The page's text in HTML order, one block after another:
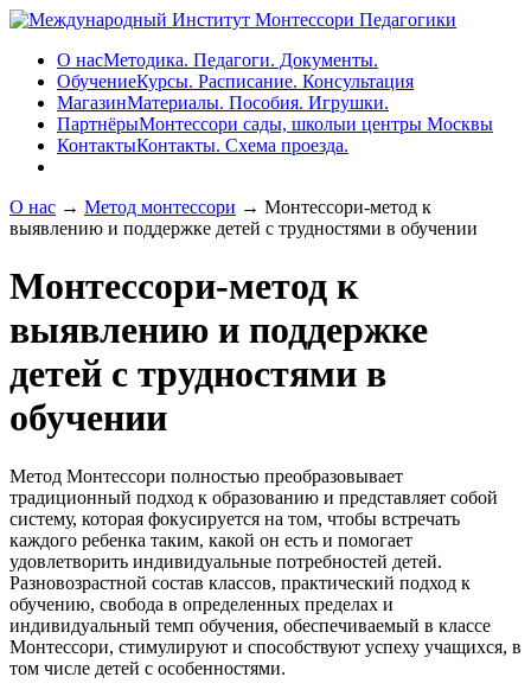
О насМетодика. Педагоги. Документы.
ОбучениеКурсы. Расписание. Консультация
МагазинМатериалы. Пособия. Игрушки.
ПартнёрыМонтессори сады, школыи центры Москвы
КонтактыКонтакты. Схема проезда.
О нас → Метод монтессори → Монтессори-метод к
выявлению и поддержке детей с трудностями в обучении
Монтессори-метод к
выявлению и поддержке
детей с трудностями в
обучении
Метод Монтессори полностью преобразовывает
традиционный подход к образованию и представляет собой
систему, которая фокусируется на том, чтобы встречать
каждого ребенка таким, какой он есть и помогает
удовлетворить индивидуальные потребностей детей.
Разновозрастной состав классов, практический подход к
обучению, свобода в определенных пределах и
индивидуальный темп обучения, обеспечиваемый в классе
Монтессори, стимулируют и способствуют успеху учащихся, в
том числе детей с особенностями.